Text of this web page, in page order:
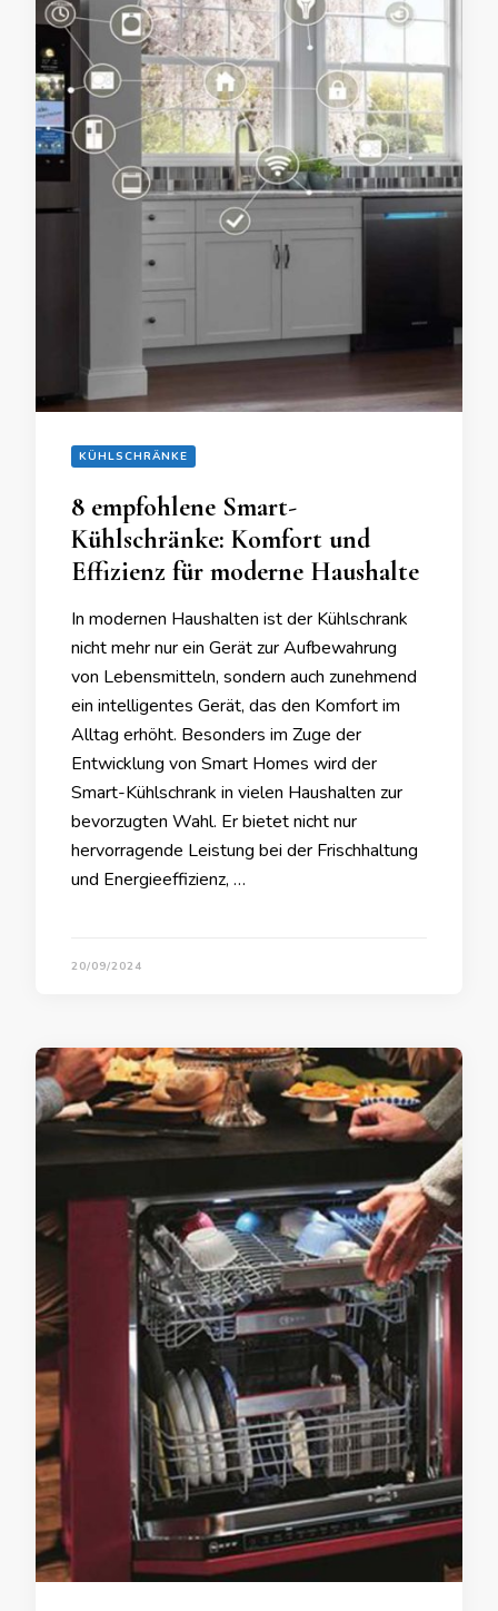
KÜHLSCHRÄNKE
8 empfohlene Smart-
Kühlschränke: Komfort und
Effizienz für moderne Haushalte
In modernen Haushalten ist der Kühlschrank
nicht mehr nur ein Gerät zur Aufbewahrung
von Lebensmitteln, sondern auch zunehmend
ein intelligentes Gerät, das den Komfort im
Alltag erhöht. Besonders im Zuge der
Entwicklung von Smart Homes wird der
Smart-Kühlschrank in vielen Haushalten zur
bevorzugten Wahl. Er bietet nicht nur
hervorragende Leistung bei der Frischhaltung
und Energieeffizienz, …
20/09/2024